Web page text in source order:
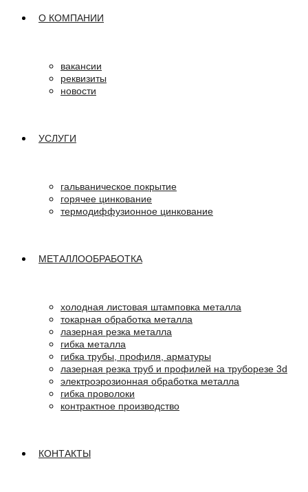
О КОМПАНИИ
вакансии
реквизиты
новости
УСЛУГИ
гальваническое покрытие
горячее цинкование
термодиффузионное цинкование
МЕТАЛЛООБРАБОТКА
холодная листовая штамповка металла
токарная обработка металла
лазерная резка металла
гибка металла
гибка трубы, профиля, арматуры
лазерная резка труб и профилей на труборезе 3d
электроэрозионная обработка металла
гибка проволоки
контрактное производство
КОНТАКТЫ